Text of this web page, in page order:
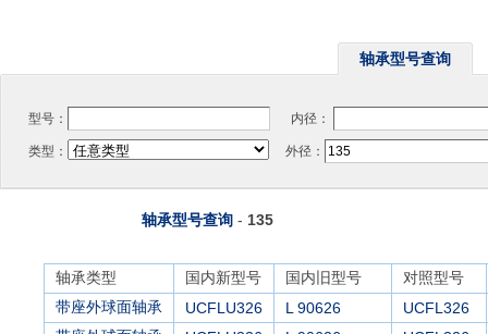
轴承型号查询
型号： 内径：
类型： 外径：
轴承型号查询 - 135
轴承类型 国内新型号 国内旧型号
对照型号
带座外球面轴承
UCFLU326 L 90626
UCFL326